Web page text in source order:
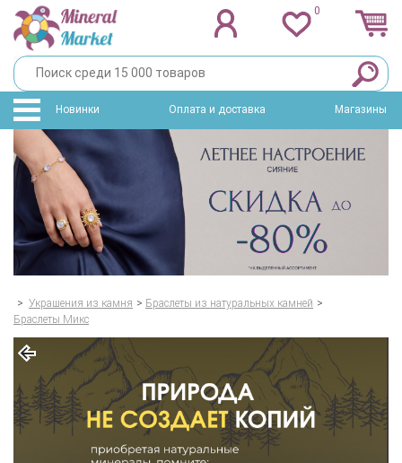
0
Новинки Оплата и доставка Магазины
> Украшения из камня > Браслеты из натуральных камней >
Браслеты Микс